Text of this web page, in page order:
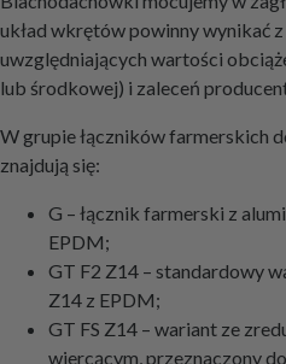
układ wkrętów powinny wynikać
uwzględniających wartości
lub środkowej) i zaleceń
W grupie łączników farmerskich
znajdują się:
G – łącznik farmerski z
EPDM;
GT F2 Z14 – standardowy
Z14 z EPDM;
GT FS Z14 – wariant ze
wiercącym, przeznaczony